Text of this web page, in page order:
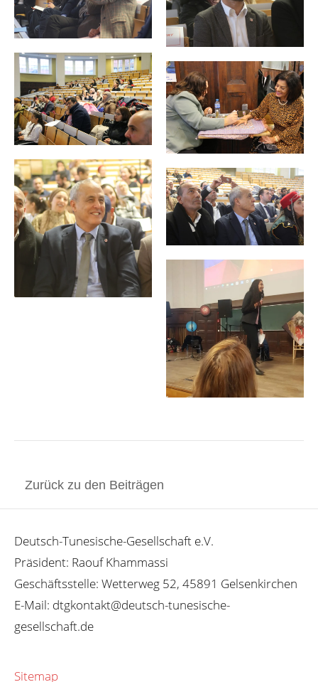
Zurück zu den Beiträgen
Deutsch-Tunesische-Gesellschaft e.V.
Präsident: Raouf Khammassi
Geschäftsstelle: Wetterweg 52, 45891 Gelsenkirchen
E-Mail: dtgkontakt@deutsch-tunesische-
gesellschaft.de
Sitemap